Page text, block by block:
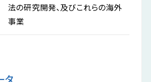
法の研究開発、及びこれらの海外
事業